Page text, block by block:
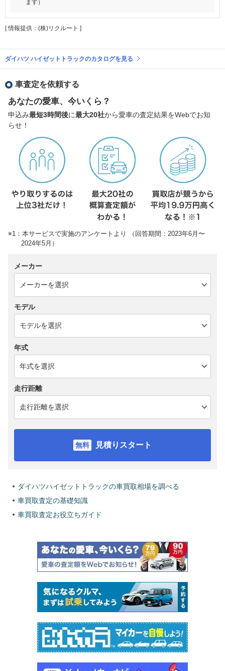
ます）
[ 情報提供：(株)リクルート ]
ダイハツ ハイゼットトラックのカタログを見る
車査定を依頼する
あなたの愛車、今いくら？
申込み最短3時間後に最大20社から愛車の査定結果をWebでお知
らせ！
※1：本サービスで実施のアンケートより （回答期間：2023年6月〜
2024年5月）
メーカー
モデル
年式
走行距離
見積りスタート
ダイハツハイゼットトラックの車買取相場を調べる
車買取査定の基礎知識
車買取査定お役立ちガイド